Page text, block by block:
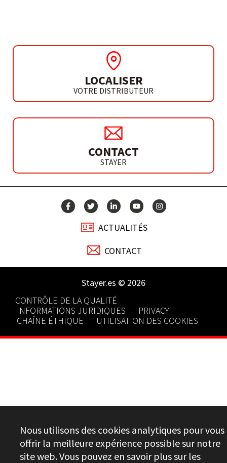
LOCALISER
VOTRE DISTRIBUTEUR
CONTACT
STAYER
ACTUALITÉS
CONTACT
Stayer.es © 2026
CONTRÔLE DE LA QUALITÉ
INFORMATIONS JURIDIQUES
PRIVACY
CHAÎNE ÉTHIQUE
UTILISATION DES COOKIES
Nous utilisons des cookies analytiques pour vous
offrir la meilleure expérience possible sur notre
site web. Vous pouvez en savoir plus sur les